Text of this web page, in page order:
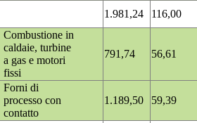
1.981,24
116,00
Combustione in
caldaie, turbine
a gas e motori
fissi
791,74 56,61
Forni di
processo con
contatto
1.189,50 59,39